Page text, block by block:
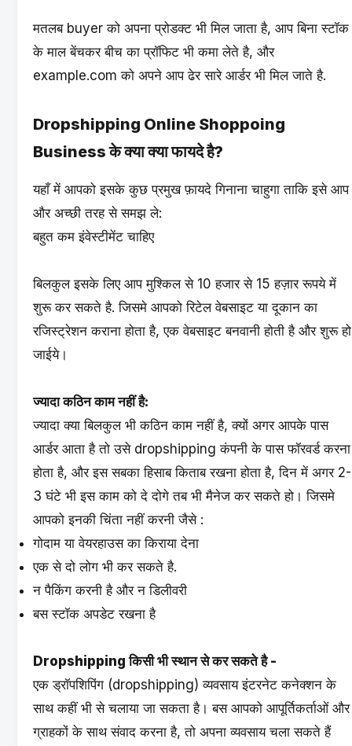
मतलब buyer को अपना प्रोडक्ट भी मिल जाता है, आप बिना स्टॉक
के माल बेंचकर बीच का प्रॉफिट भी कमा लेते है, और
example.com को अपने आप ढेर सारे आर्डर भी मिल जाते है.
Dropshipping Online Shoppoing
Business के क्या क्या फायदे है?
यहाँ में आपको इसके कुछ प्रमुख फ़ायदे गिनाना चाहुगा ताकि इसे आप
और अच्छी तरह से समझ ले:
बहुत कम इंवेस्टीमेंट चाहिए
बिलकुल इसके लिए आप मुश्किल से 10 हजार से 15 हज़ार रूपये में
शुरू कर सकते है. जिसमे आपको रिटेल वेबसाइट या दूकान का
रजिस्ट्रेशन कराना होता है, एकवेबसाइट बनवानी होती है और शुरू हो
जाईये।
ज्यादा कठिन काम नहीं है:
ज्यादा क्या बिलकुल भी कठिन काम नहीं है, क्यों अगर आपके पास
आर्डर आता है तो उसे dropshipping कंपनी के पास फॉरवर्ड करना
होता है, और इस सबका हिसाब किताब रखना होता है, दिन में अगर 2-
3 घंटे भी इस काम को दे दोगे तब भी मैनेज कर सकते हो। जिसमे
आपको इनकी चिंता नहीं करनी जैसे :
गोदाम या वेयरहाउस का किराया देना
एक से दो लोग भी कर सकते है.
न पैकिंग करनी है और न डिलीवरी
बस स्टॉक अपडेट रखना है
Dropshipping किसी भी स्थान से कर सकते है -
एक ड्रॉपशिपिंग (dropshipping) व्यवसाय इंटरनेट कनेक्शन के
साथ कहीं भी से चलाया जा सकता है। बस आपको आपूर्तिकर्ताओं और
ग्राहकों के साथ संवाद करना है, तो अपना व्यवसाय चला सकते हैं